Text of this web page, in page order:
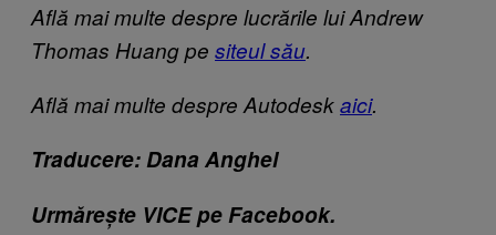
Află mai multe despre lucrările lui Andrew
Thomas Huang pe siteul său.
Află mai multe despre Autodeskaici.
Traducere: Dana Anghel
Urmărește VICE pe Facebook.